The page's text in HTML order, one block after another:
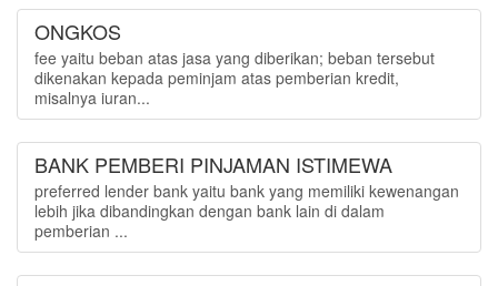
ONGKOS
fee yaitu beban atas jasa yang diberikan; beban tersebut
dikenakan kepada peminjam atas pemberian kredit,
misalnya iuran...
BANK PEMBERI PINJAMAN ISTIMEWA
preferred lender bank yaitu bank yang memiliki kewenangan
lebih jika dibandingkan dengan bank lain di dalam
pemberian ...